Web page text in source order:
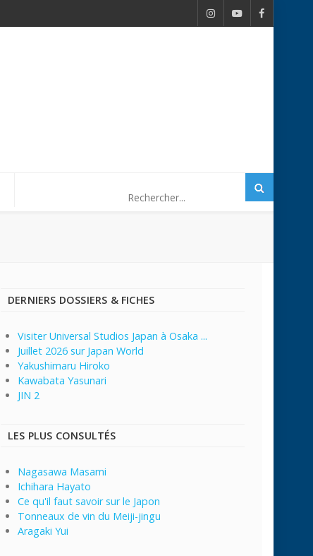
DERNIERS DOSSIERS & FICHES
Visiter Universal Studios Japan à Osaka ...
Juillet 2026 sur Japan World
Yakushimaru Hiroko
Kawabata Yasunari
JIN 2
LES PLUS CONSULTÉS
Nagasawa Masami
Ichihara Hayato
Ce qu'il faut savoir sur le Japon
Tonneaux de vin du Meiji-jingu
Aragaki Yui